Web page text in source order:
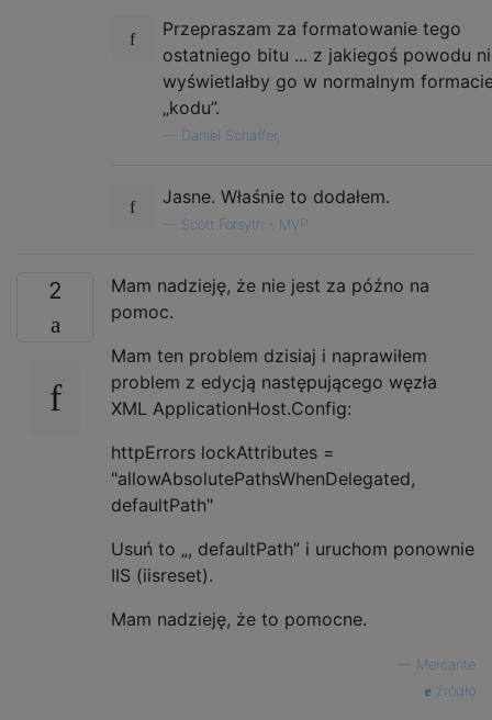
Przepraszam za formatowanie tego
ostatniego bitu ... z jakiegoś powodu
wyświetlałby go w normalnym
„kodu”.
Daniel Schaffer,
Jasne. Właśnie to dodałem.
Scott Forsyth - MVP
2
Mam nadzieję, że nie jest za późno na
pomoc.
Mam ten problem dzisiaj i naprawiłem
problem z edycją następującego węzła
XML ApplicationHost.Config:
httpErrors lockAttributes =
"allowAbsolutePathsWhenDelegated,
defaultPath"
Usuń to „, defaultPath” i uruchom ponownie
IIS (iisreset).
Mam nadzieję, że to pomocne.
Mercante
źródło